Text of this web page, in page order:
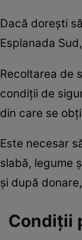
Dacă doreşti
Esplanada
Recoltarea de
condiţii de
din care se
Este necesar
slabă, legume
şi după
Condiţii